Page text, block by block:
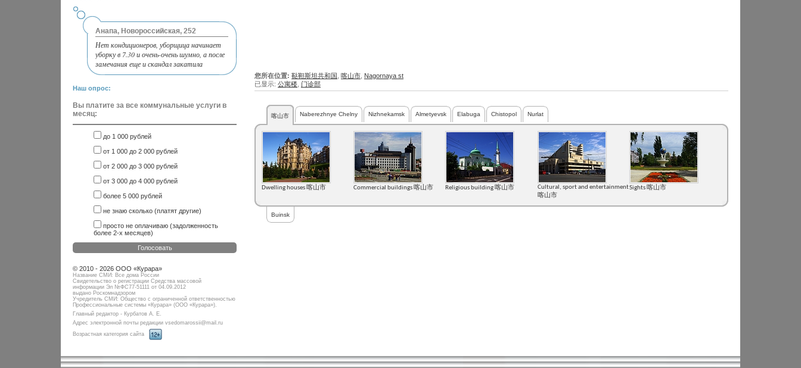
Анапа, Новороссийская, 252
Нет кондиционеров, уборщица начинает
уборку в 7.30 и очень-очень шумно, а после
замечания еще и скандал закатила
Наш опрос:
Вы платите за все коммунальные услуги в
месяц:
до 1 000 рублей
от 1 000 до 2 000 рублей
от 2 000 до 3 000 рублей
от 3 000 до 4 000 рублей
более 5 000 рублей
не знаю сколько (платят другие)
просто не оплачиваю (задолженность
более 2-х месяцев)
Голосовать
您所在位置: 鞑靼斯坦共和国 喀山市 Nagornaya st
已显示: 公寓楼 门诊部
喀山市 Naberezhnye Chelny Nizhnekamsk Almetyevsk Elabuga Chistopol Nurlat
Dwelling houses 喀山市 Commercial buildings 喀山市 Religious building 喀山市
Cultural, sport and entertainment
喀山市
Sights 喀山市
Buinsk
© 2010 - 2026 ООО «Курара»
Название СМИ: Все дома России
Свидетельство о регистрации Средства массовой
информации Эл №ФC77-51111 от 04.09.2012
выдано Роскомнадзором
Учредитель СМИ: Общество с ограниченной ответственностью
Профессиональные системы «Курара» (ООО «Курара»).
Главный редактор - Курбатов А. Е.
Адрес электронной почты редакции vsedomarossii@mail.ru
Возрастная категория сайта